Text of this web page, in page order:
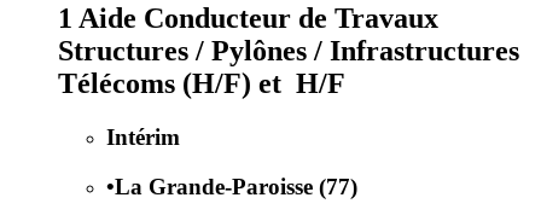
1 Aide Conducteur de Travaux
Structures / Pylônes / Infrastructures
Télécoms (H/F) et H/F
Intérim
•La Grande-Paroisse (77)